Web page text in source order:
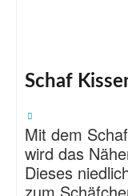
Schaf
Mit dem
wird das
Dieses